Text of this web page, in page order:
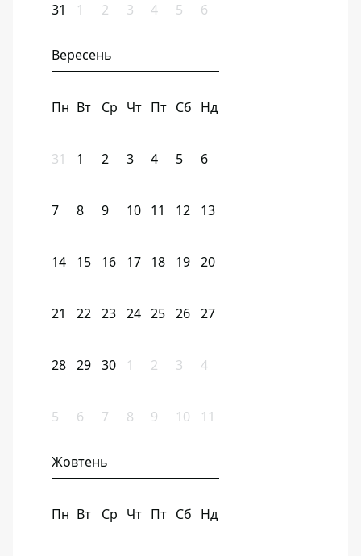
31 1 2 3 4 5 6
Вересень
Пн Вт Ср Чт Пт Сб Нд
31 1 2 3 4 5 6
7 8 9 10 11 12 13
14 15 16 17 18 19 20
21 22 23 24 25 26 27
28 29 30 1 2 3 4
5 6 7 8 9 10 11
Жовтень
Пн Вт Ср Чт Пт Сб Нд